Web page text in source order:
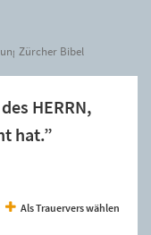
Zürcher Bibel
HERRN,
hat.”
Als Trauervers wählen